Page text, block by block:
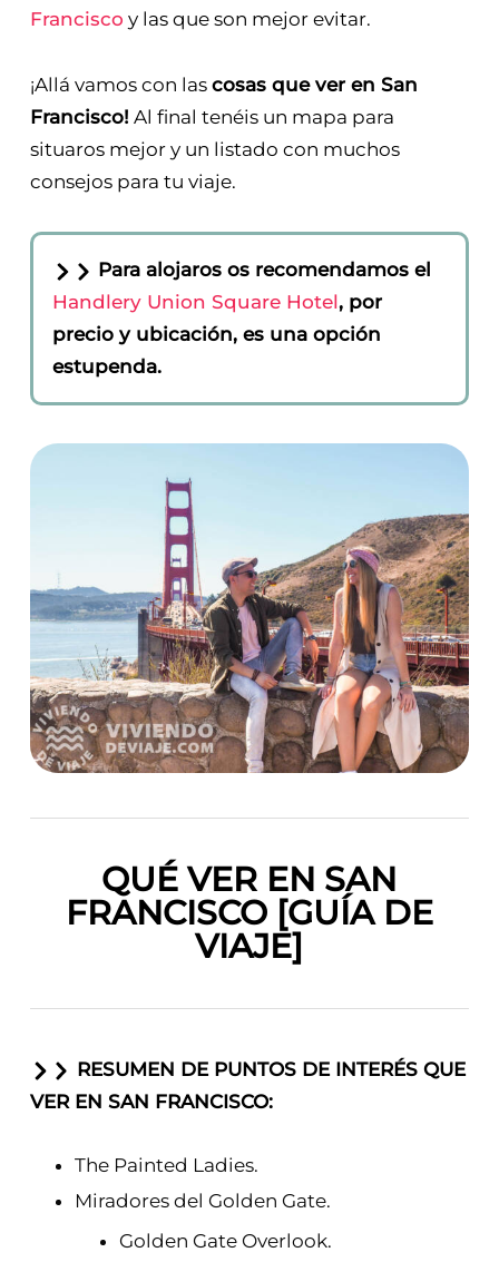
Francisco y las que son mejor evitar.
¡Allá vamos con las cosas que ver en San
Francisco! Al final tenéis un mapa para
situaros mejor y un listado con muchos
consejos para tu viaje.
Para alojaros os recomendamos el
Handlery Union Square Hotel, por
precio y ubicación, es una opción
estupenda.
QUÉ VER EN SAN
FRANCISCO [GUÍA DE
VIAJE]
RESUMEN DE PUNTOS DE INTERÉS QUE
VER EN SAN FRANCISCO:
The Painted Ladies.
Miradores del Golden Gate.
Golden Gate Overlook.